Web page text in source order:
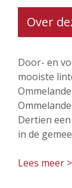
Over
Door- en
mooiste
Dertien
in de
Lees meer